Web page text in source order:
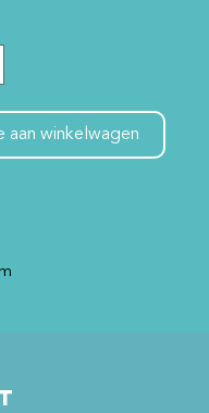
aan winkelwagen